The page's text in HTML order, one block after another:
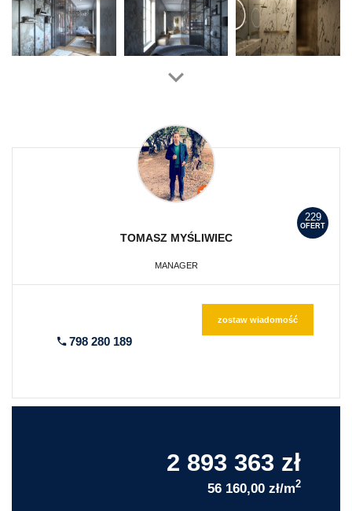
229
OFERT
TOMASZ MYŚLIWIEC
MANAGER
798 280 189
zostaw wiadomość
2 893 363 zł
56 160,00 zł/m2